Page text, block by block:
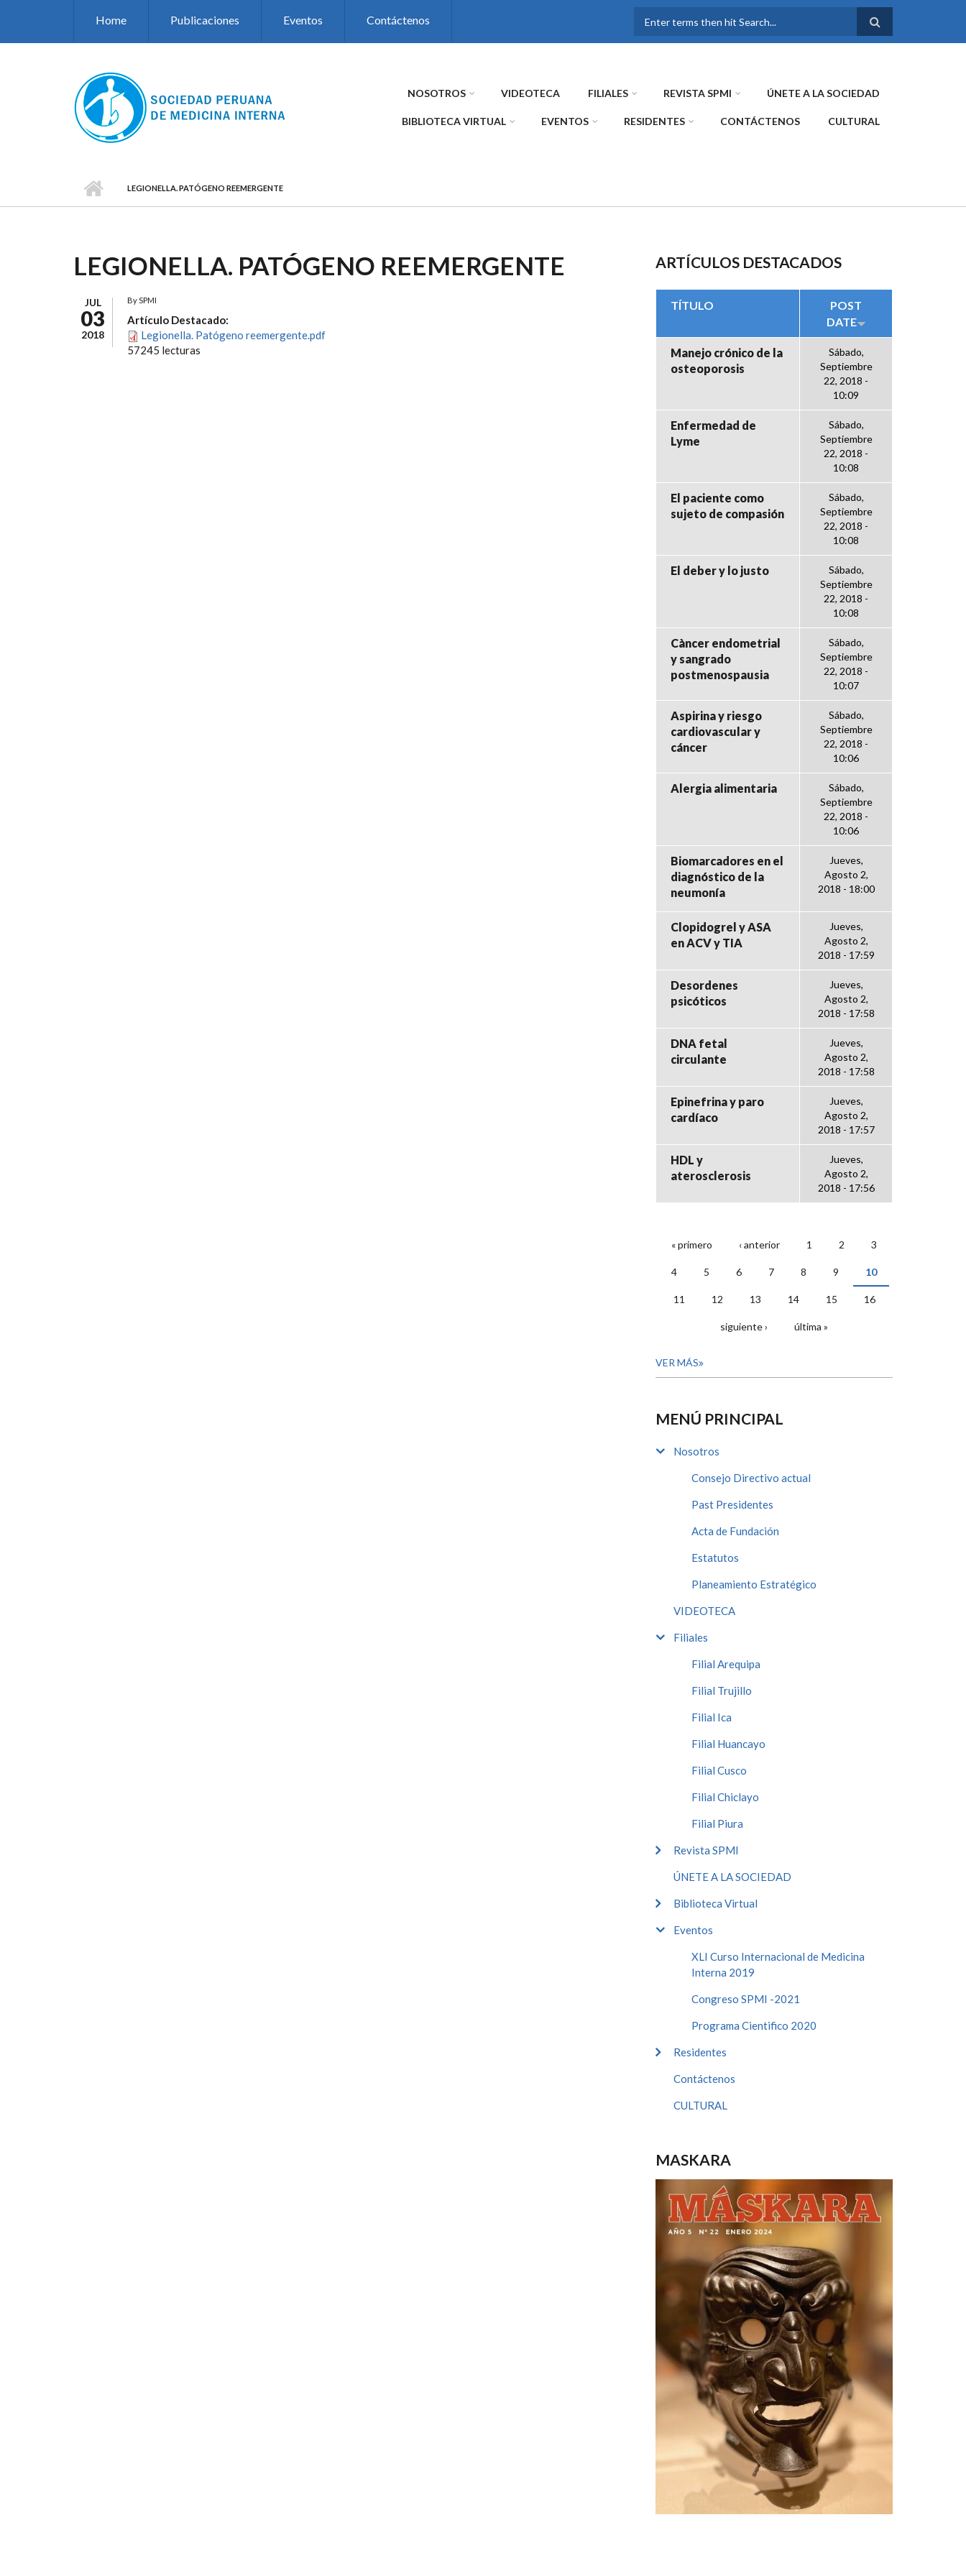
Home Publicaciones Eventos Contáctenos
FORMULARIO DE
NOSOTROS VIDEOTECA FILIALES REVISTA SPMI ÚNETE A LA SOCIEDAD
BIBLIOTECA VIRTUAL EVENTOS RESIDENTES CONTÁCTENOS CULTURAL
LEGIONELLA. PATÓGENO REEMERGENTE
LEGIONELLA. PATÓGENO REEMERGENTE
JUL
03
2018
BySPMI
Artículo Destacado:
Legionella. Patógeno reemergente.pdf
57245 lecturas
ARTÍCULOS DESTACADOS
TÍTULO
POST
DATE
Manejo crónico de la
osteoporosis
Sábado,
Septiembre
22, 2018 -
10:09
Enfermedad de
Lyme
Sábado,
Septiembre
22, 2018 -
10:08
El paciente como
sujeto de compasión
Sábado,
Septiembre
22, 2018 -
10:08
El deber y lo justo
Sábado,
Septiembre
22, 2018 -
10:08
Càncer endometrial
y sangrado
postmenospausia
Sábado,
Septiembre
22, 2018 -
10:07
Aspirina y riesgo
cardiovascular y
cáncer
Sábado,
Septiembre
22, 2018 -
10:06
Alergia alimentaria
Sábado,
Septiembre
22, 2018 -
10:06
Biomarcadores en el
diagnóstico de la
neumonía
Jueves,
Agosto 2,
2018 - 18:00
Clopidogrel y ASA
en ACV y TIA
Jueves,
Agosto 2,
2018 - 17:59
Desordenes
psicóticos
Jueves,
Agosto 2,
2018 - 17:58
DNA fetal
circulante
Jueves,
Agosto 2,
2018 - 17:58
Epinefrina y paro
cardíaco
Jueves,
Agosto 2,
2018 - 17:57
HDL y
aterosclerosis
Jueves,
Agosto 2,
2018 - 17:56
PÁGINAS
« primero ‹ anterior 1 2 3
4 5 6 7 8 9 10
11 12 13 14 15 16
siguiente › última »
VER MÁS
MENÚ PRINCIPAL
Nosotros
Consejo Directivo actual
Past Presidentes
Acta de Fundación
Estatutos
Planeamiento Estratégico
VIDEOTECA
Filiales
Filial Arequipa
Filial Trujillo
Filial Ica
Filial Huancayo
Filial Cusco
Filial Chiclayo
Filial Piura
Revista SPMI
ÚNETE A LA SOCIEDAD
Biblioteca Virtual
Eventos
XLI Curso Internacional de Medicina
Interna 2019
Congreso SPMI -2021
Programa Cientifico 2020
Residentes
Contáctenos
CULTURAL
MASKARA